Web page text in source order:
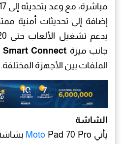
جانب ميزة Smart Connect
الملفات بين الأجهزة المختلفة.
الشاشة
يأتي
Moto